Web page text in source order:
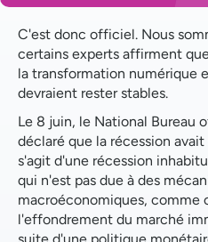
C'est donc officiel. Nous
certains experts affirment
la transformation numérique
devraient rester stables.
Le 8 juin, le National Bureau
déclaré que la récession
s'agit d'une récession
qui n'est pas due à des
macroéconomiques, comme
l'effondrement du marché